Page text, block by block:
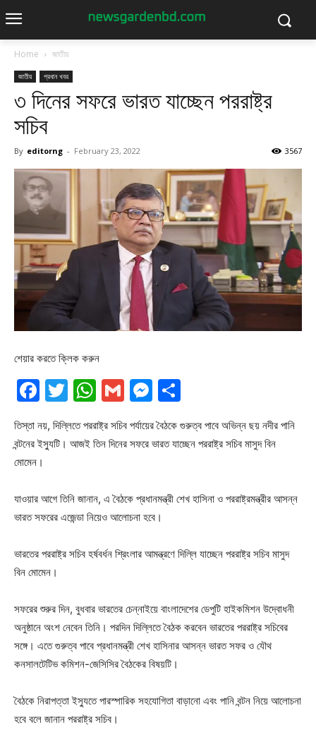
Home জাতীয়
জাতীয় প্রধান খবর
৩ দিনের সফরে ভারত যাচ্ছেন পররাষ্ট্র
সচিব
By editorng - February 23, 2022 3567
শেয়ার করতে ক্লিক করুন
Facebook
Twitter
WhatsApp
GmailMessenger
তিস্তা নয়, দিল্লিতে পররাষ্ট্র সচিব পর্যায়ের বৈঠকে গুরুত্ব পাবে অভিন্ন ছয় নদীর পানি
বন্টনের ইস্যুটি। আজই তিন দিনের সফরে ভারত যাচ্ছেন পররাষ্ট্র সচিব মাসুদ বিন
মোমেন।
যাওয়ার আগে তিনি জানান, এ বৈঠকে প্রধানমন্ত্রী শেখ হাসিনা ও পররাষ্ট্রমন্ত্রীর আসন্ন
ভারত সফরের এজেন্ডা নিয়েও আলোচনা হবে।
ভারতের পররাষ্ট্র সচিব হর্ষবর্ধন শ্রিংলার আমন্ত্রণে দিল্লি যাচ্ছেন পররাষ্ট্র সচিব মাসুদ
বিন মোমেন।
সফরের শুরুর দিন, বুধবার ভারতের চেন্নাইয়ে বাংলাদেশের ডেপুটি হাইকমিশন উদ্বোধনী
অনুষ্ঠানে অংশ নেবেন তিনি। পরদিন দিল্লিতে বৈঠক করবেন ভারতের পররাষ্ট্র সচিবের
সঙ্গে। এতে গুরুত্ব পাবে প্রধানমন্ত্রী শেখ হাসিনার আসন্ন ভারত সফর ও যৌথ
কনসালটেটিভ কমিশন-জেসিসির বৈঠকের বিষয়টি।
বৈঠকে নিরাপত্তা ইস্যুতে পারস্পারিক সহযোগিতা বাড়ানো এবং পানি বন্টন নিয়ে আলোচনা
হবে বলে জানান পররাষ্ট্র সচিব।